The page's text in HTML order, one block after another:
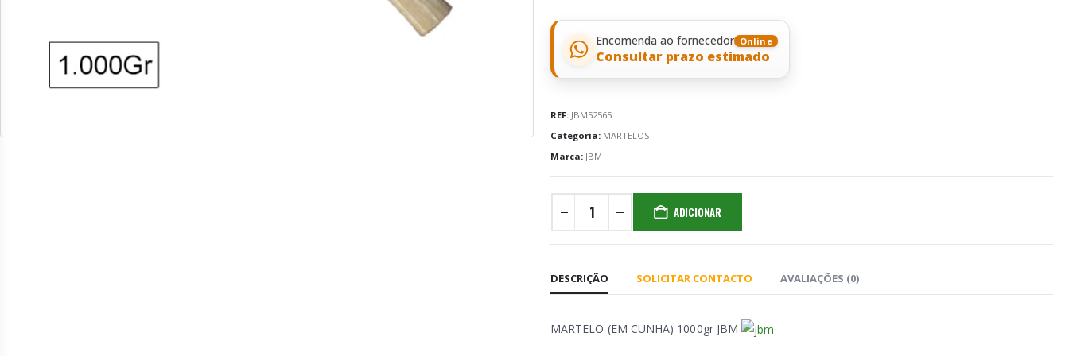
Encomenda ao fornecedor Online
Consultar prazo estimado
REF: JBM52565
Categoria: MARTELOS
Marca: JBM
ADICIONAR
DESCRIÇÃO SOLICITAR CONTACTO AVALIAÇÕES (0)
MARTELO (EM CUNHA) 1000gr JBM